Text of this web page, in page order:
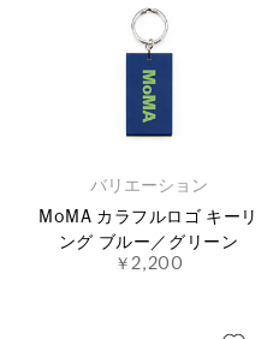
バリエーション
MoMA カラフルロゴ キーリ
ング ブルー／グリーン
￥2,200